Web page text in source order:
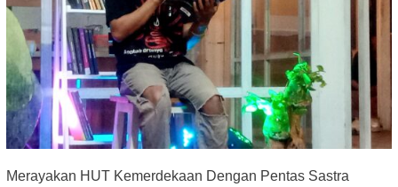
Merayakan HUT Kemerdekaan Dengan Pentas Sastra